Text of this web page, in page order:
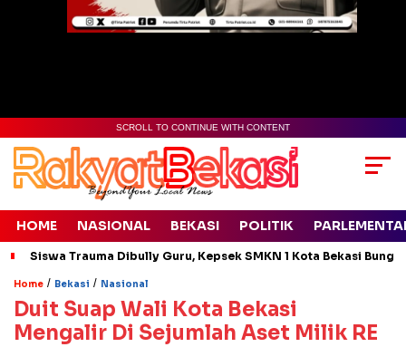
SCROLL TO CONTINUE WITH CONTENT
HOME NASIONAL BEKASI POLITIK
Siswa Trauma Dibully Guru, Kepsek SMKN 1 Kota Bekasi
Home / Bekasi / Nasional
Duit Suap Wali Kota Bekasi
Mengalir Di Sejumlah Aset Milik RE